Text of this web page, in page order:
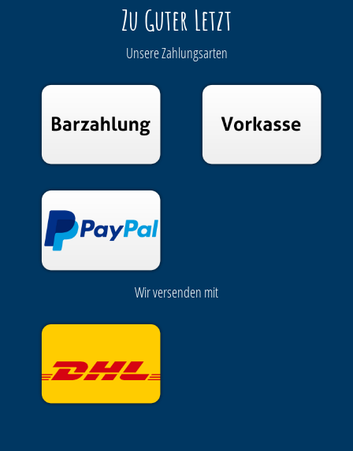
Zu Guter Letzt
Unsere Zahlungsarten
Wir versenden mit